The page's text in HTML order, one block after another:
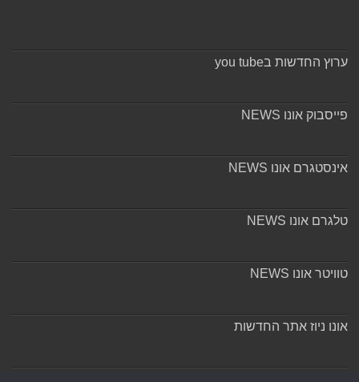
ערוץ החדשות בyou tube
פייסבוק אונו NEWS
אינסטגרם אונו NEWS
טלגרם אונו NEWS
טוויטר אונו NEWS
אונו ניוז אתר החדשות